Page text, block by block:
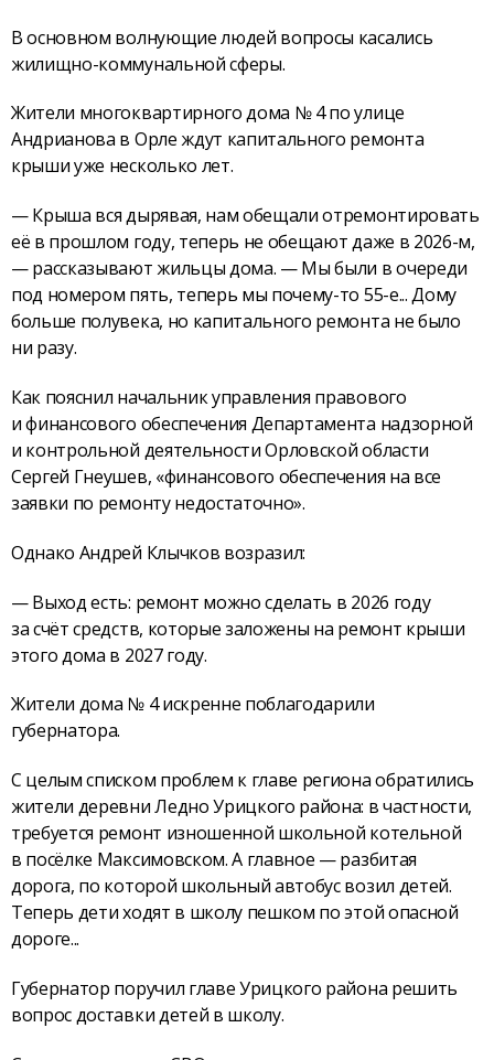
В основном волнующие людей вопросы касались
жилищно-коммунальной сферы.
Жители многоквартирного дома № 4 по улице
Андрианова в Орле ждут капитального ремонта
крыши уже несколько лет.
— Крыша вся дырявая, нам обещали отремонтировать
её в прошлом году, теперь не обещают даже в 2026-м,
— рассказывают жильцы дома. — Мы были в очереди
под номером пять, теперь мы почему-то 55-е... Дому
больше полувека, но капитального ремонта не было
ни разу.
Как пояснил начальник управления правового
и финансового обеспечения Департамента надзорной
и контрольной деятельности Орловской области
Сергей Гнеушев, «финансового обеспечения на все
заявки по ремонту недостаточно».
Однако Андрей Клычков возразил:
— Выход есть: ремонт можно сделать в 2026 году
за счёт средств, которые заложены на ремонт крыши
этого дома в 2027 году.
Жители дома № 4 искренне поблагодарили
губернатора.
С целым списком проблем к главе региона обратились
жители деревни Ледно Урицкого района: в частности,
требуется ремонт изношенной школьной котельной
в посёлке Максимовском. А главное — разбитая
дорога, по которой школьный автобус возил детей.
Теперь дети ходят в школу пешком по этой опасной
дороге...
Губернатор поручил главе Урицкого района решить
вопрос доставки детей в школу.